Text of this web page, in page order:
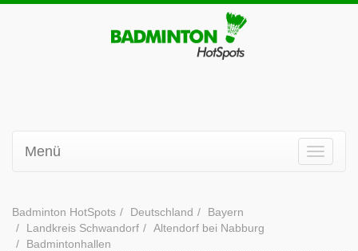
Menü
Badminton HotSpots Deutschland
Bayern
Landkreis Schwandorf
Altendorf bei Nabburg
Badmintonhallen